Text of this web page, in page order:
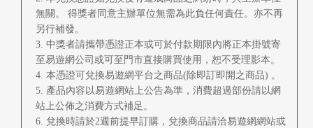
無關。 得獎者同意主辦單位無需為此負任何責任。亦不再
另行補發。
3. 中獎者請攜帶憑證正本或可於付款期限內將正本掛號寄
至易遊網公司或可至門市直接購買使用，恕不受理影本。
4. 本憑證可兌換易遊網平台之商品(除即訂即開之商品) 。
5. 產品內容以易遊網站上公告為準，消費超過部份請以網
站上公佈之消費方式補足。
6. 兌換時請於2週前提早訂購，兌換商品請洽易遊網網站或